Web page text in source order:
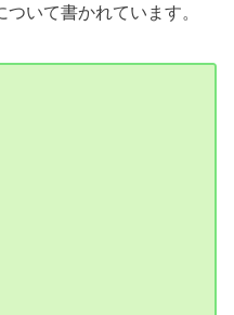
いて書かれています。